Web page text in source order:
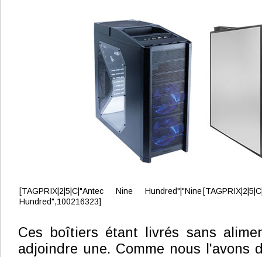
[TAGPRIX|2|5|C|"Antec Nine Hundred"|"Nine
Hundred",100216323]
Ces boîtiers étant livrés sans
adjoindre une. Comme nous l'avons